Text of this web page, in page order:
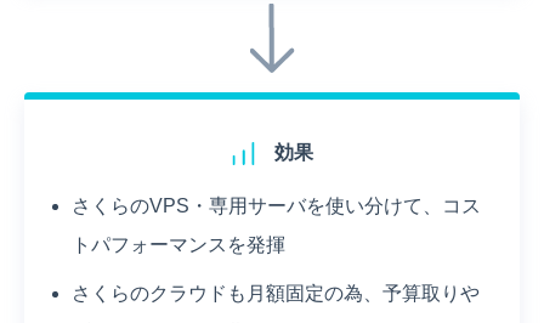
効果
さくらのVPS・専用サーバを使い分けて、コス
トパフォーマンスを発揮
さくらのクラウドも月額固定の為、予算取りや